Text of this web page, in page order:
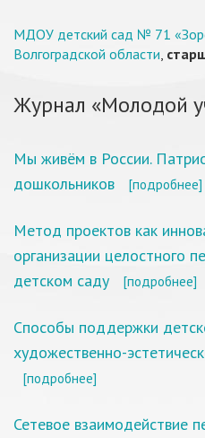
МДОУ детский сад № 71
Волгоградской области,
Журнал «Молодой
Мы живём в России.
дошкольников
[подробнее]
Метод проектов как
организации целостного
детском саду
[подробнее]
Способы поддержки
художественно-
[подробнее]
Сетевое взаимодействие